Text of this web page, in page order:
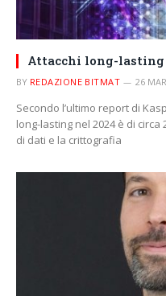
Attacchi long-lasting
BY REDAZIONE BITMAT 26
Secondo l’ultimo report di
long-lasting nel 2024 è di
di dati e la crittografia